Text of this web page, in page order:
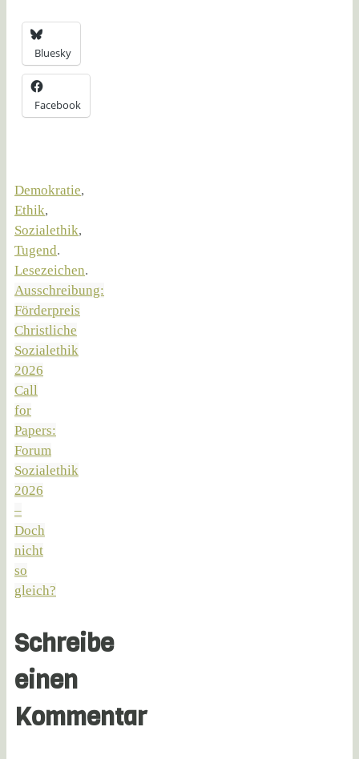
Bluesky
Facebook
Demokratie,
Ethik,
Sozialethik,
Tugend.
Lesezeichen.
Ausschreibung:
Förderpreis
Christliche
Sozialethik
2026
Call
for
Papers:
Forum
Sozialethik
2026
–
Doch
nicht
so
gleich?
Schreibe
einen
Kommentar